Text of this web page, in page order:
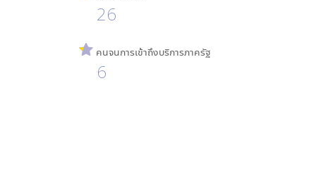
26
คนจนการเข้าถึงบริการภาครัฐ
6